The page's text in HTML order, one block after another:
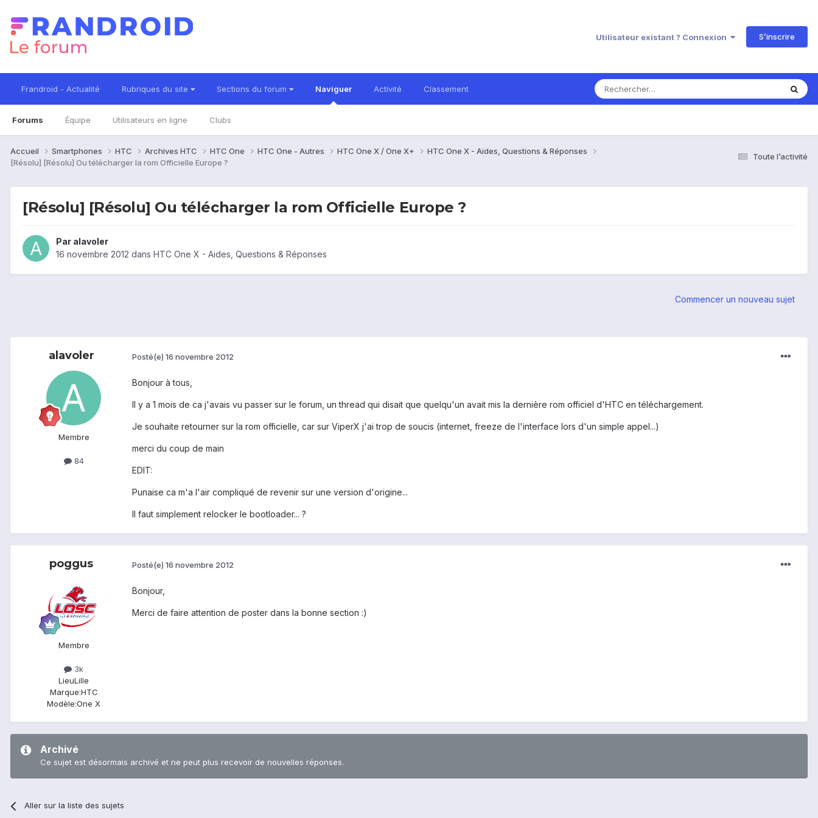
Utilisateur existant ? Connexion S’inscrire
Frandroid - Actualité Rubriques du site Sections du forum Naviguer
Forums Équipe Utilisateurs en ligne Clubs
Activité Classement
Toute l’activité
Accueil Smartphones HTC Archives HTC HTC One HTC One - Autres HTC One X / One X+
HTC One X - Aides, Questions & Réponses
[Résolu] [Résolu] Ou télécharger la rom Officielle Europe ?
[Résolu] [Résolu] Ou télécharger la rom Officielle Europe ?
Par alavoler
16 novembre 2012 dans HTC One X - Aides, Questions & Réponses
Commencer un nouveau sujet
alavoler
Membre
84
Posté(e) 16 novembre 2012
Bonjour à tous,
Il y a 1 mois de ca j'avais vu passer sur le forum, un thread qui disait que quelqu'un avait mis la dernière rom officiel d'HTC en téléchargement.
Je souhaite retourner sur la rom officielle, car sur ViperX j'ai trop de soucis (internet, freeze de l'interface lors d'un simple appel...)
merci du coup de main
EDIT:
Punaise ca m'a l'air compliqué de revenir sur une version d'origine...
Il faut simplement relocker le bootloader... ?
poggus
Membre
3k
LieuLille
Marque:HTC
Modèle:One X
Posté(e) 16 novembre 2012
Bonjour,
Merci de faire attention de poster dans la bonne section :)
Archivé
Ce sujet est désormais archivé et ne peut plus recevoir de nouvelles réponses.
Aller sur la liste des sujets